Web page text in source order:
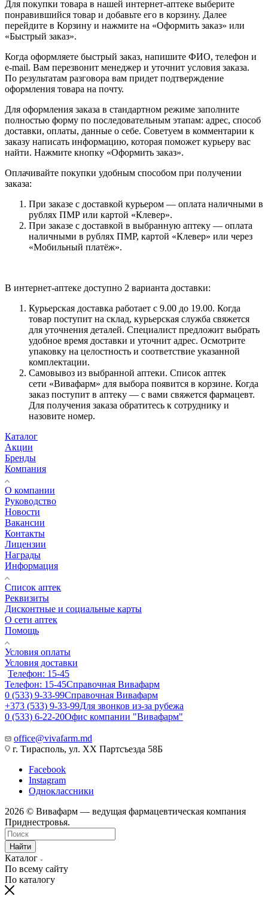
Для покупки товара в нашей интернет-аптеке выберите
понравившийся товар и добавьте его в корзину. Далее
перейдите в Корзину и нажмите на «Оформить заказ» или
«Быстрый заказ».
Когда оформляете быстрый заказ, напишите ФИО, телефон и
e-mail. Вам перезвонит менеджер и уточнит условия заказа.
По результатам разговора вам придет подтверждение
оформления товара на почту.
Для оформления заказа в стандартном режиме заполните
полностью форму по последовательным этапам: адрес, способ
доставки, оплаты, данные о себе. Советуем в комментарии к
заказу написать информацию, которая поможет курьеру вас
найти. Нажмите кнопку «Оформить заказ».
Оплачивайте покупки удобным способом при получении
заказа:
При заказе с доставкой курьером — оплата наличными в
рублях ПМР или картой «Клевер».
При заказе с доставкой в выбранную аптеку — оплата
наличными в рублях ПМР, картой «Клевер» или через
«Мобильный платёж».
В интернет-аптеке доступно 2 варианта доставки:
Курьерская доставка работает с 9.00 до 19.00. Когда
товар поступит на склад, курьерская служба свяжется
для уточнения деталей. Специалист предложит выбрать
удобное время доставки и уточнит адрес. Осмотрите
упаковку на целостность и соответствие указанной
комплектации.
Самовывоз из выбранной аптеки. Список аптек
сети «Вивафарм» для выбора появится в корзине. Когда
заказ поступит в аптеку — с вами свяжется фармацевт.
Для получения заказа обратитесь к сотруднику и
назовите номер.
Каталог
Акции
Бренды
Компания
О компании
Руководство
Новости
Вакансии
Контакты
Лицензии
Награды
Информация
Список аптек
Реквизиты
Дисконтные и социальные карты
О сети аптек
Помощь
Условия оплаты
Условия доставки
Телефон: 15-45
Телефон: 15-45Справочная Вивафарм
0 (533) 9-33-99Справочная Вивафарм
+373 (533) 9-33-99Для звонков из-за рубежа
0 (533) 6-22-20Офис компании "Вивафарм"
office@vivafarm.md
г. Тирасполь, ул. ХХ Партсъезда 58Б
Facebook
Instagram
Одноклассники
2026 © Вивафарм — ведущая фармацевтическая компания
Приднестровья.
Найти
Каталог
По всему сайту
По каталогу